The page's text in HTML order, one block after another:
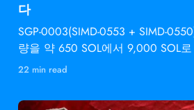
다
SGP-0003(SIMD-0553 + SIMD-
량을 약 650 SOL에서 9,000 SOL
이션 속도를 2배로 높입니다 —
22 min read